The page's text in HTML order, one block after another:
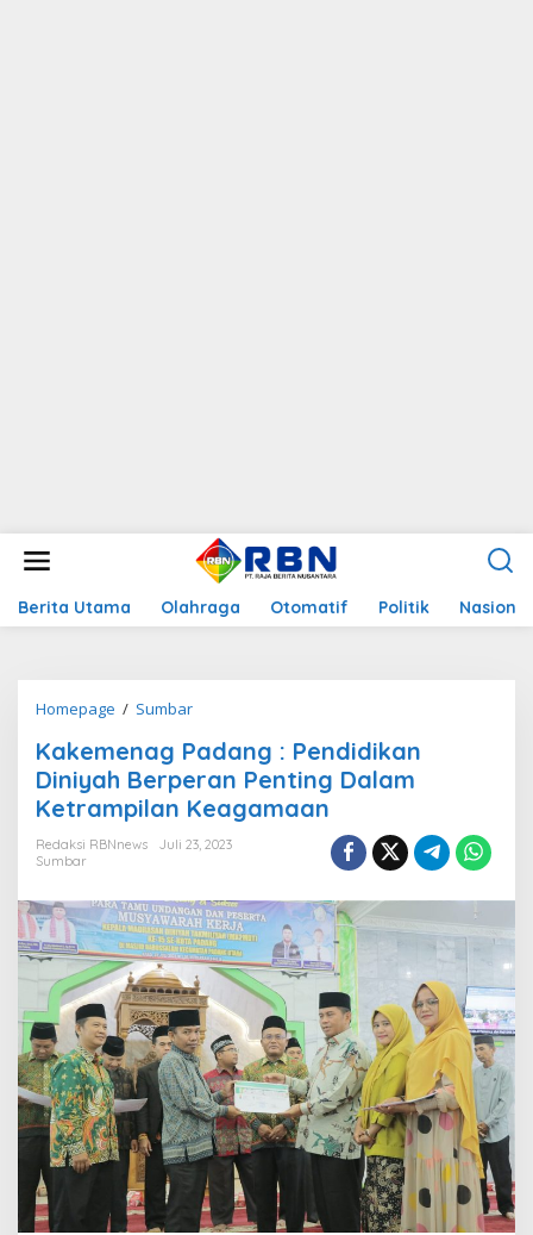
t
Berita Utama Olahraga Otomatif Politik Nasional
Homepage / Sumbar
k
e
m
e
n
P
a
d
a
n
g
:
P
e
n
d
i
d
a
Kakemenag Padang : Pendidikan
Diniyah Berperan Penting Dalam
Ketrampilan Keagamaan
Redaksi RBNnews
Juli 23, 2023
Sumbar